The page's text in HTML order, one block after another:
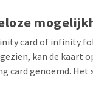
card of infinity
kan de kaart
card genoemd.